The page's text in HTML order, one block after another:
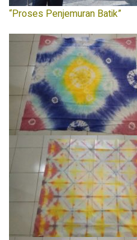
“Proses Penjemuran Batik”